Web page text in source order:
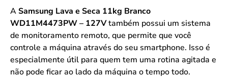
ASamsung Lava e Seca 11kg Branco
WD11M4473PW – 127Vtambém possui um sistema
de monitoramento remoto, que permite que você
controle a máquina através do seu smartphone. Isso é
especialmente útil para quem tem uma rotina agitada e
não pode ficar ao lado da máquina o tempo todo.